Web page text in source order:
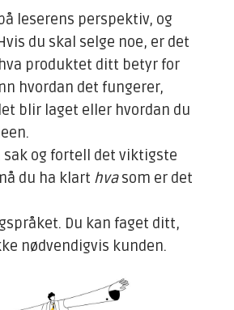
leserens perspektiv, og
du skal selge noe, er det
produktet ditt betyr for
hvordan det fungerer,
blir laget eller hvordan du
sak og fortell det viktigste
du ha klart hvasom er det
Du kan faget ditt,
nødvendigvis kunden.